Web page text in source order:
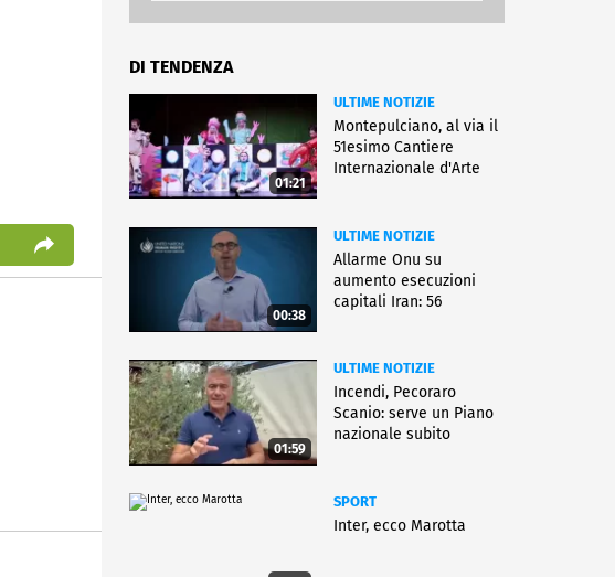
DI TENDENZA
01:21
ULTIME NOTIZIE
Montepulciano, al via il
51esimo Cantiere
Internazionale d'Arte
00:38
ULTIME NOTIZIE
Allarme Onu su
aumento esecuzioni
capitali Iran: 56
01:59
ULTIME NOTIZIE
Incendi, Pecoraro
Scanio: serve un Piano
nazionale subito
SPORT
Inter, ecco Marotta